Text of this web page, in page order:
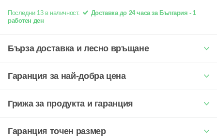
Feminine x Sexy
Последни 13 в наличност.
Доставка до 24 часа за България - 1
работен ден
Бърза доставка и лесно връщане
Гаранция за най-добра цена
Грижа за продукта и гаранция
Гаранция точен размер